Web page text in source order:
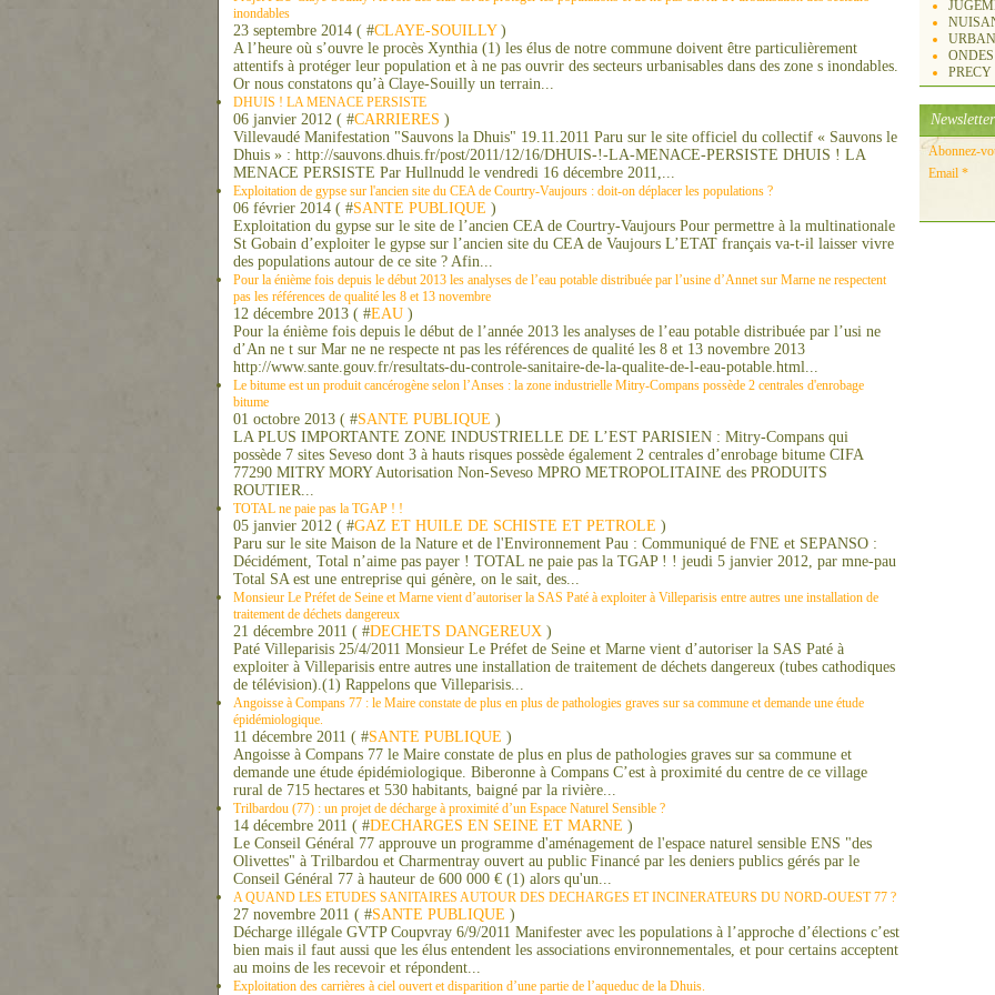
inondables
23 septembre 2014 ( #CLAYE-SOUILLY)
A l’heure où s’ouvre le procès Xynthia (1) les élus de notre commune doivent être particulièrement
attentifs à protéger leur population et à ne pas ouvrir des secteurs urbanisables dans des zone s inondables.
Or nous constatons qu’à Claye-Souilly un terrain...
DHUIS ! LA MENACE PERSISTE
06 janvier 2012 ( #CARRIERES )
Villevaudé Manifestation "Sauvons la Dhuis" 19.11.2011 Paru sur le site officiel du collectif « Sauvons le
Dhuis » : http://sauvons.dhuis.fr/post/2011/12/16/DHUIS-!-LA-MENACE-PERSISTE DHUIS ! LA
MENACE PERSISTE Par Hullnudd le vendredi 16 décembre 2011,...
Exploitation de gypse sur l'ancien site du CEA de Courtry-Vaujours : doit-on déplacer les populations ?
06 février 2014 ( #SANTE PUBLIQUE )
Exploitation du gypse sur le site de l’ancien CEA de Courtry-Vaujours Pour permettre à la multinationale
St Gobain d’exploiter le gypse sur l’ancien site du CEA de Vaujours L’ETAT français va-t-il laisser vivre
des populations autour de ce site ? Afin...
Pour la énième fois depuis le début 2013 les analyses de l’eau potable distribuée par l’usine d’Annet sur Marne ne respectent
pas les références de qualité les 8 et 13 novembre
12 décembre 2013 ( #EAU )
Pour la énième fois depuis le début de l’année 2013 les analyses de l’eau potable distribuée par l’usi ne
d’An ne t sur Mar ne ne respecte nt pas les références de qualité les 8 et 13 novembre 2013
http://www.sante.gouv.fr/resultats-du-controle-sanitaire-de-la-qualite-de-l-eau-potable.html...
Le bitume est un produit cancérogène selon l’Anses : la zone industrielle Mitry-Compans possède 2 centrales d'enrobage
bitume
01 octobre 2013 ( #SANTE PUBLIQUE )
LA PLUS IMPORTANTE ZONE INDUSTRIELLE DE L’EST PARISIEN : Mitry-Compans qui
possède 7 sites Seveso dont 3 à hauts risques possède également 2 centrales d’enrobage bitume CIFA
77290 MITRY MORY Autorisation Non-Seveso MPRO METROPOLITAINE des PRODUITS
ROUTIER...
TOTAL ne paie pas la TGAP ! !
05 janvier 2012 ( #GAZ ET HUILE DE SCHISTE ET PETROLE )
Paru sur le site Maison de la Nature et de l'Environnement Pau : Communiqué de FNE et SEPANSO :
Décidément, Total n’aime pas payer ! TOTAL ne paie pas la TGAP ! ! jeudi 5 janvier 2012, par mne-pau
Total SA est une entreprise qui génère, on le sait, des...
Monsieur Le Préfet de Seine et Marne vient d’autoriser la SAS Paté à exploiter à Villeparisis entre autres une installation de
traitement de déchets dangereux
21 décembre 2011 ( #DECHETS DANGEREUX )
Paté Villeparisis 25/4/2011 Monsieur Le Préfet de Seine et Marne vient d’autoriser la SAS Paté à
exploiter à Villeparisis entre autres une installation de traitement de déchets dangereux (tubes cathodiques
de télévision).(1) Rappelons que Villeparisis...
Angoisse à Compans 77 : le Maire constate de plus en plus de pathologies graves sur sa commune et demande une étude
épidémiologique.
11 décembre 2011 ( #SANTE PUBLIQUE )
Angoisse à Compans 77 le Maire constate de plus en plus de pathologies graves sur sa commune et
demande une étude épidémiologique. Biberonne à Compans C’est à proximité du centre de ce village
rural de 715 hectares et 530 habitants, baigné par la rivière...
Trilbardou (77) : un projet de décharge à proximité d’un Espace Naturel Sensible ?
14 décembre 2011 ( #DECHARGES EN SEINE ET MARNE )
Le Conseil Général 77 approuve un programme d'aménagement de l'espace naturel sensible ENS "des
Olivettes" à Trilbardou et Charmentray ouvert au public Financé par les deniers publics gérés par le
Conseil Général 77 à hauteur de 600 000 € (1) alors qu'un...
A QUAND LES ETUDES SANITAIRES AUTOUR DES DECHARGES ET INCINERATEURS DU NORD-OUEST 77 ?
27 novembre 2011 ( #SANTE PUBLIQUE )
Décharge illégale GVTP Coupvray 6/9/2011 Manifester avec les populations à l’approche d’élections c’est
bien mais il faut aussi que les élus entendent les associations environnementales, et pour certains acceptent
au moins de les recevoir et répondent...
Exploitation des carrières à ciel ouvert et disparition d’une partie de l’aqueduc de la Dhuis.
Newsletter
Abonnez-
Email